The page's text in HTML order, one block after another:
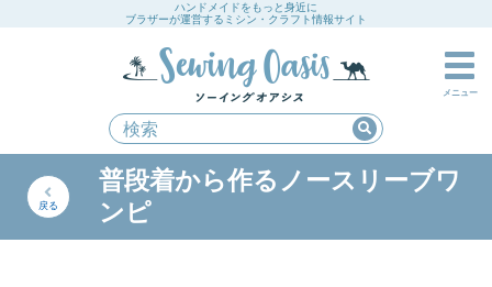
ハンドメイドをもっと身近に
ブラザーが運営するミシン・クラフト情報サイト
メニュー
戻る
普段着から作るノースリーブワ
ンピ